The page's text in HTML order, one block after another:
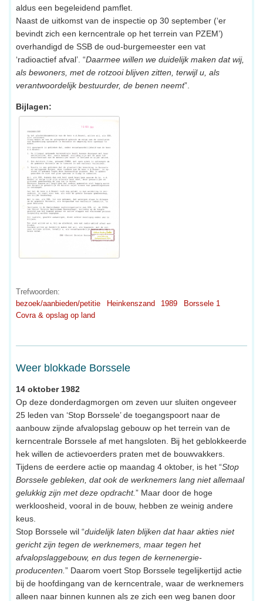
aldus een begeleidend pamflet.
Naast de uitkomst van de inspectie op 30 september (‘er
bevindt zich een kerncentrale op het terrein van PZEM’)
overhandigd de SSB de oud-burgemeester een vat
‘radioactief afval’. “Daarmee willen we duidelijk maken dat wij,
als bewoners, met de rotzooi blijven zitten, terwijl u, als
verantwoordelijk bestuurder, de benen neemt”.
Bijlagen:
Trefwoorden:
bezoek/aanbieden/petitie
Heinkenszand 1989
Borssele 1
Covra & opslag op land
Weer blokkade Borssele
14 oktober 1982
Op deze donderdagmorgen om zeven uur sluiten ongeveer
25 leden van ‘Stop Borssele’ de toegangspoort naar de
aanbouw zijnde afvalopslag gebouw op het terrein van de
kerncentrale Borssele af met hangsloten. Bij het geblokkeerde
hek willen de actievoerders praten met de bouwvakkers.
Tijdens de eerdere actie op maandag 4 oktober, is het “Stop
Borssele gebleken, dat ook de werknemers lang niet allemaal
gelukkig zijn met deze opdracht.” Maar door de hoge
werkloosheid, vooral in de bouw, hebben ze weinig andere
keus.
Stop Borssele wil “duidelijk laten blijken dat haar akties niet
gericht zijn tegen de werknemers, maar tegen het
afvalopslaggebouw, en dus tegen de kernenergie-
producenten. ” Daarom voert Stop Borssele tegelijkertijd actie
bij de hoofdingang van de kerncentrale, waar de werknemers
alleen naar binnen kunnen als ze zich een weg banen door